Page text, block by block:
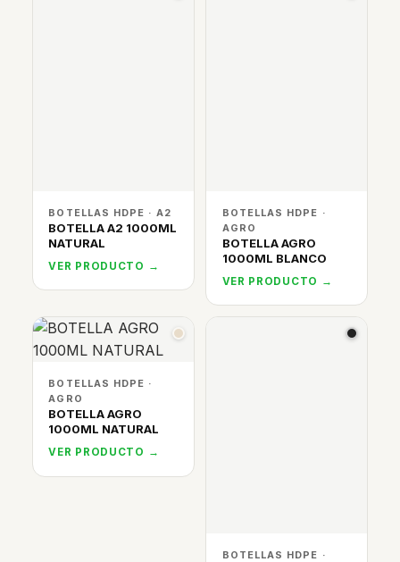
BOTELLAS HDPE · A2
BOTELLA A2 1000ML
NATURAL
VER PRODUCTO →
BOTELLAS HDPE ·
AGRO
BOTELLA AGRO
1000ML BLANCO
VER PRODUCTO →
BOTELLAS HDPE ·
AGRO
BOTELLA AGRO
1000ML NATURAL
VER PRODUCTO →
BOTELLAS HDPE ·